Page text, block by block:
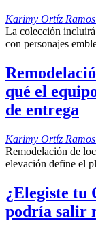
Karimy Ortíz Ramos
La colección
con personajes
qué el
de entrega
Karimy Ortíz Ramos
Remodelación de
elevación define el
¿Elegiste tu
podría salir